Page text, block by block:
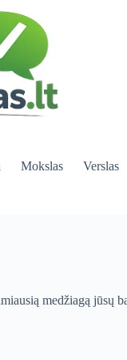
Mokslas Verslas
medžiagą jūsų